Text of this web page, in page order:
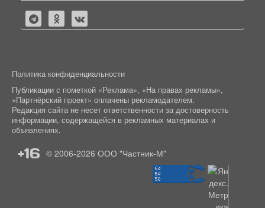
Политика конфиденциальности
Публикации с пометкой «Реклама», «На правах рекламы»,
«Партнёрский проект» оплачены рекламодателем.
Редакция сайта не несет ответственности за достоверность
информации, содержащейся в рекламных материалах и
объявлениях.
+16 © 2006-2026 ООО "Частник-М"